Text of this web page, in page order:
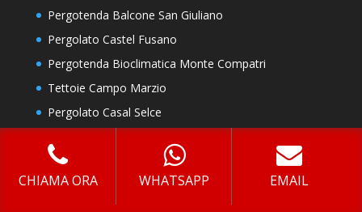
Pergotenda Balcone San Giuliano
Pergolato Castel Fusano
Pergotenda Bioclimatica Monte Compatri
Tettoie Campo Marzio
Pergolato Casal Selce
Pergotenda Bioclimatica Re Di Roma
Pergole Sant’Oreste
CHIAMA ORA WHATSAPP EMAIL